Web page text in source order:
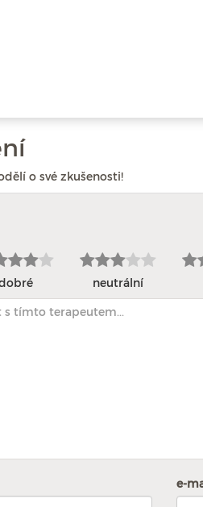
o své zkušenosti!
neutrální
e-